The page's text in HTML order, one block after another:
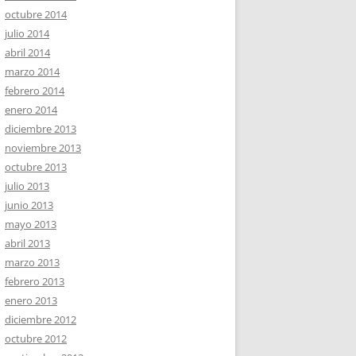
octubre 2014
julio 2014
abril 2014
marzo 2014
febrero 2014
enero 2014
diciembre 2013
noviembre 2013
octubre 2013
julio 2013
junio 2013
mayo 2013
abril 2013
marzo 2013
febrero 2013
enero 2013
diciembre 2012
octubre 2012